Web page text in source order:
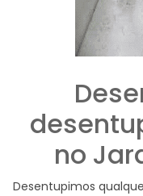
no
Desentupimos